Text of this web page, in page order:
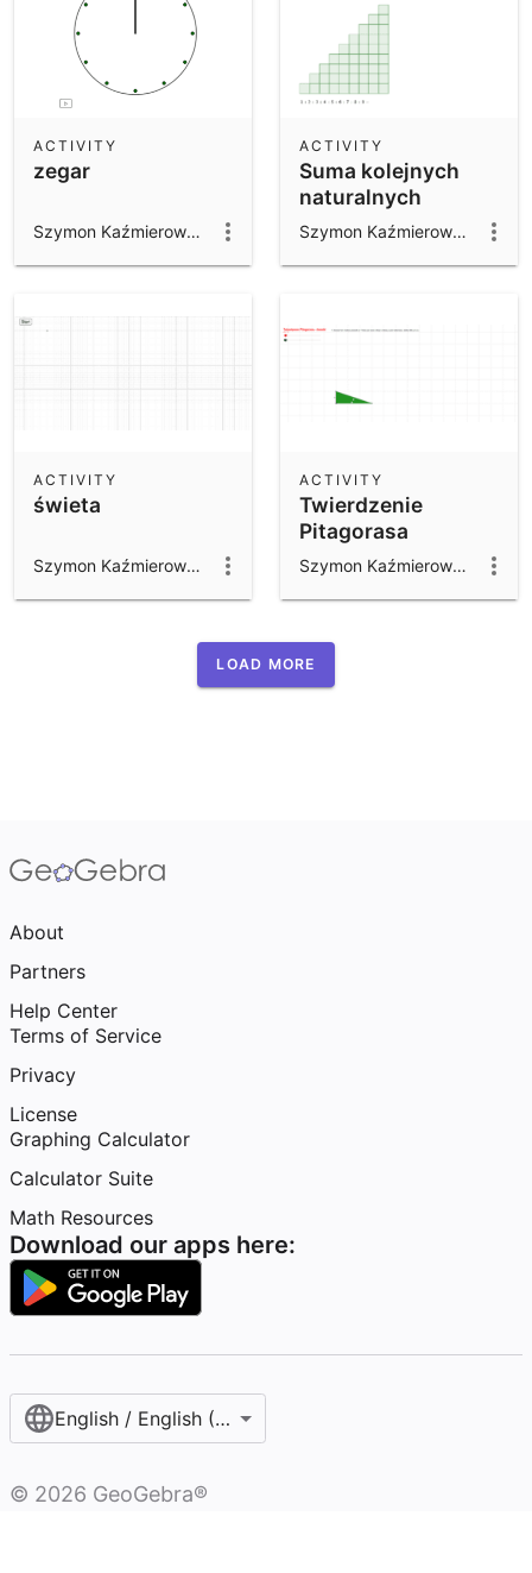
zegar
ACTIVITY
Szymon Kaźmierowski
Suma kolejnych
naturalnych
ACTIVITY
Szymon Kaźmierowski
świeta
ACTIVITY
Szymon Kaźmierowski
Twierdzenie
Pitagorasa
ACTIVITY
Szymon Kaźmierowski
LOAD MORE
About
Partners
Help Center
Terms of Service
Privacy
License
Graphing Calculator
Calculator Suite
Math Resources
Download our apps here:
English / English (United States)
© 2026 GeoGebra®